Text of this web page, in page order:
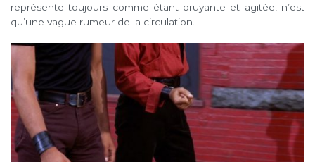
représente toujours comme étant bruyante et agitée, n’est
qu’une vague rumeur de la circulation.